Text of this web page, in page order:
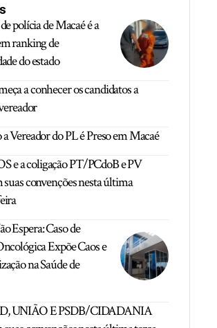
polícia de Macaé é a
ranking de
do estado
a conhecer os candidatos a
Vereador do PL é Preso em Macaé
e a coligação PT/PCdoB e PV
convenções nesta última
Espera: Caso de
Expõe Caos e
na Saúde de
UNIÃO E PSDB/CIDADANIA